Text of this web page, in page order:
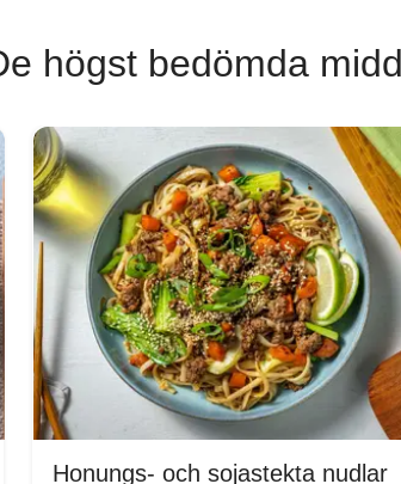
högst bedömda
Honungs- och sojastekta nudlar